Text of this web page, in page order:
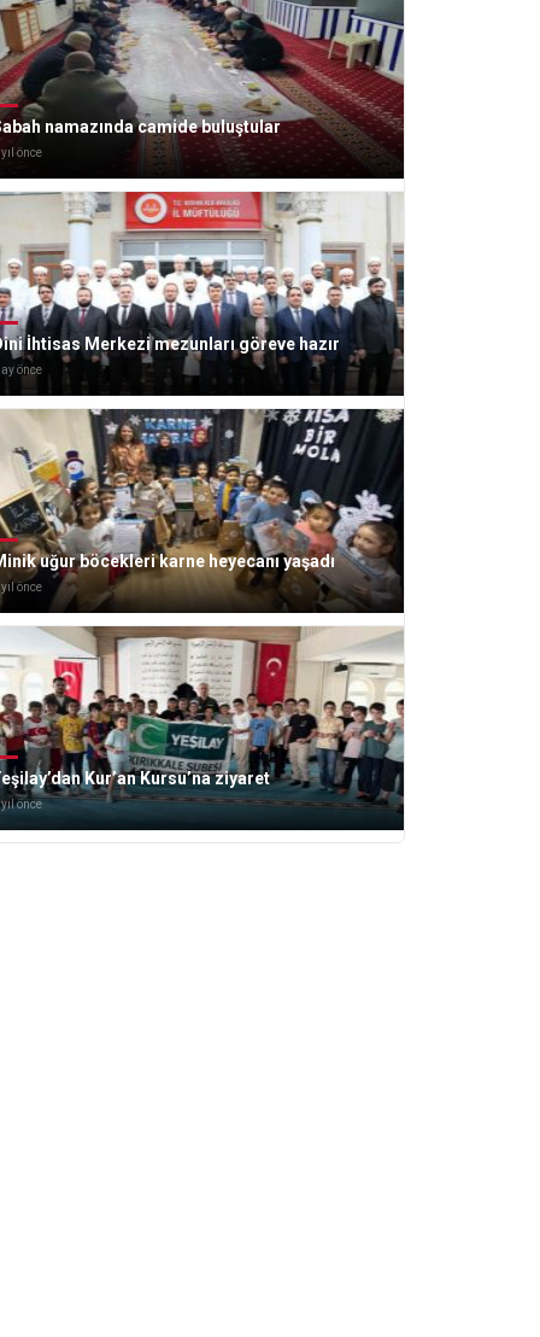
namazında camide buluştular
önce
İhtisas Merkezi mezunları göreve hazır
önce
uğur böcekleri karne heyecanı yaşadı
önce
Kur’an Kursu’na ziyaret
önce